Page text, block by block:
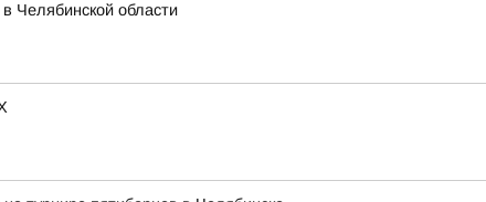
Челябинской области